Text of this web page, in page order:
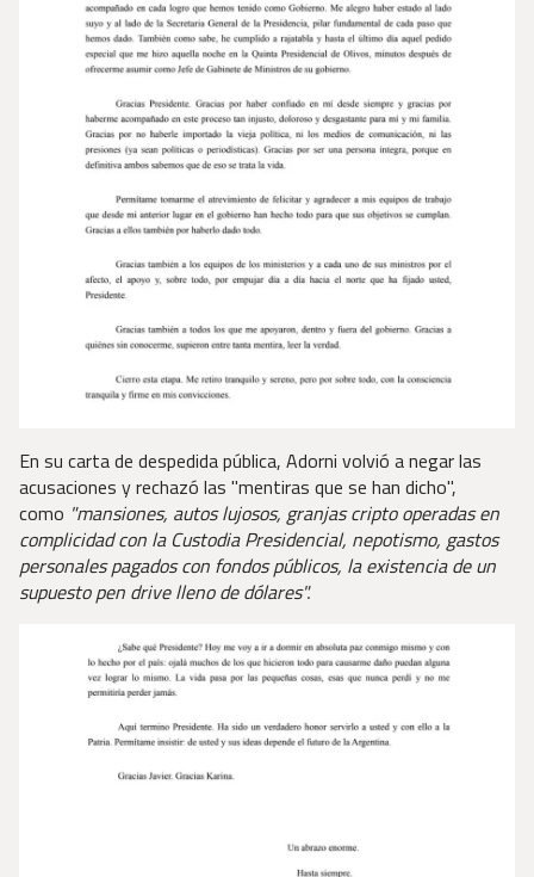
En su carta de despedida pública, Adorni volvió a negar las
acusaciones y rechazó las "mentiras que se han dicho",
como "mansiones, autos lujosos, granjas cripto operadas en
complicidad con la Custodia Presidencial, nepotismo, gastos
personales pagados con fondos públicos, la existencia de un
supuesto pen drive lleno de dólares".